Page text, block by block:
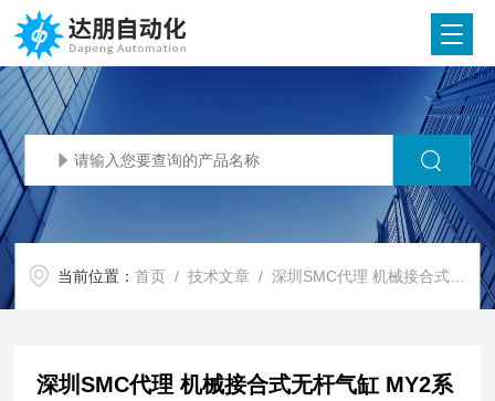
当前位置：首页 /技术文章 / 深圳SMC代理 机械接合式无杆气缸 MY2系列
深圳SMC代理 机械接合式无杆气缸 MY2系